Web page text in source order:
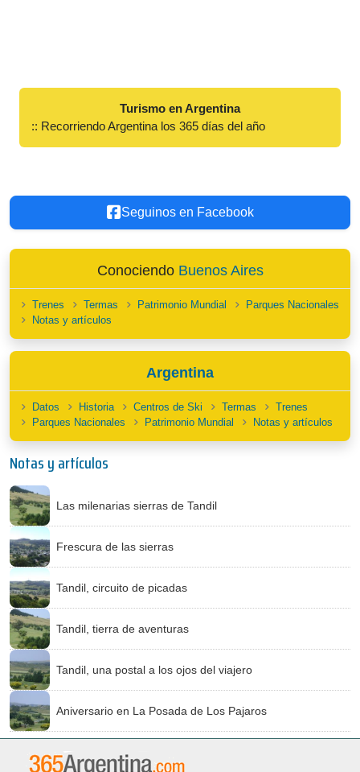
Turismo en Argentina
:: Recorriendo Argentina los 365 días del año
Seguinos en Facebook
Conociendo Buenos Aires
Trenes Termas Patrimonio Mundial
Parques Nacionales
Notas y artículos
Argentina
Datos Historia Centros de Ski Termas
Trenes
Parques Nacionales
Patrimonio Mundial Notas y artículos
Notas y artículos
Las milenarias sierras de Tandil
Frescura de las sierras
Tandil, circuito de picadas
Tandil, tierra de aventuras
Tandil, una postal a los ojos del viajero
Aniversario en La Posada de Los Pajaros